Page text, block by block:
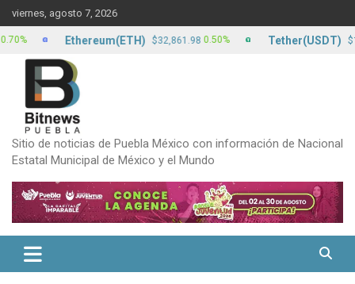
Skip
to
content
viernes, agosto 7, 2026
Sitio de noticias de Puebla México con información de Nacional
Estatal Municipal de México y el Mundo
Ethereum(ETH) $32,861.98 0.50% Tether(USDT) $17.15